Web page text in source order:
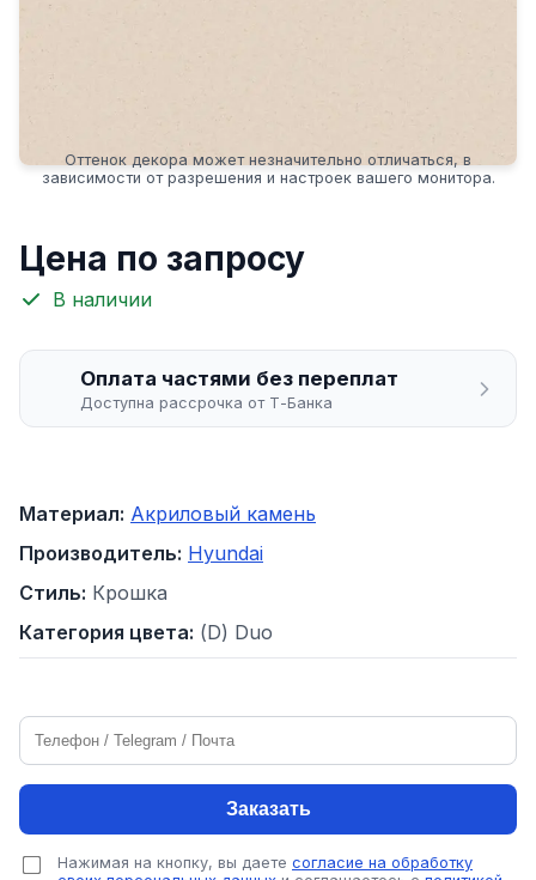
Оттенок декора может незначительно отличаться, в
зависимости от разрешения и настроек вашего монитора.
Цена по запросу
В наличии
Оплата частями без переплат
Доступна рассрочка от Т-Банка
Материал: Акриловый камень
Производитель: Hyundai
Стиль: Крошка
Категория цвета: (D) Duo
Заказать
Нажимая на кнопку, вы даете согласие на обработку